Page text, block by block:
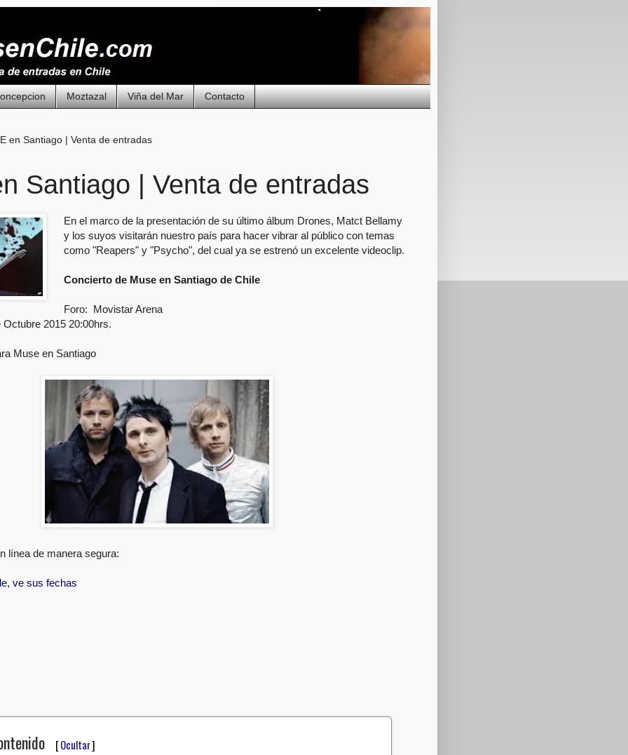
Moztazal Viña del Mar Contacto
en Santiago | Venta de entradas
Santiago | Venta de entradas
En el marco de la presentación de su último álbum Drones, Matct Bellamy
y los suyos visitarán nuestro país para hacer vibrar al público con temas
como "Reapers" y "Psycho", del cual ya se estrenó un excelente videoclip.
Concierto de Muse en Santiago de Chile
Foro: Movistar Arena
2015 20:00hrs.
Muse en Santiago
línea de manera segura:
ve sus fechas
[Ocultar]